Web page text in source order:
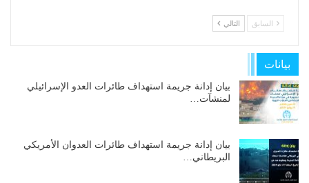
السابق التالي
بيانات
بيان إدانة جريمة استهداف طائرات العدو الإسرائيلي
لمنشآت…
بيان إدانة جريمة استهداف طائرات العدوان الأمريكي
البريطاني…